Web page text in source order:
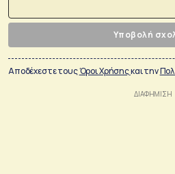
Υποβολή
Αποδέχεστε τουςΌροι Χρήσηςκαι την